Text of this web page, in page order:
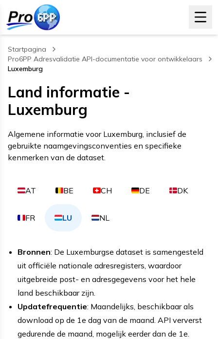
Startpagina
Pro6PP Adresvalidatie API-documentatie voor ontwikkelaars
Luxemburg
, current page
Land informatie -
Luxemburg
Algemene informatie voor Luxemburg, inclusief de
gebruikte naamgevingsconventies en specifieke
kenmerken van de dataset.
AT BE CH DE DK
FR LU NL
Bronnen: De Luxemburgse dataset is samengesteld
uit officiële nationale adresregisters, waardoor
uitgebreide post- en adresgegevens voor het hele
land beschikbaar zijn.
Updatefrequentie: Maandelijks, beschikbaar als
download op de 1e dag van de maand. API ververst
gedurende de maand, mogelijk eerder dan de 1e.